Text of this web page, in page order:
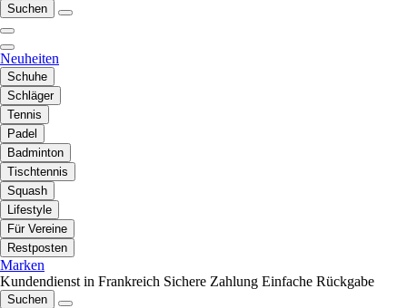
Suchen
Neuheiten
Schuhe
Schläger
Tennis
Padel
Badminton
Tischtennis
Squash
Lifestyle
Für Vereine
Restposten
Marken
Kundendienst in Frankreich Sichere Zahlung Einfache Rückgabe
Suchen